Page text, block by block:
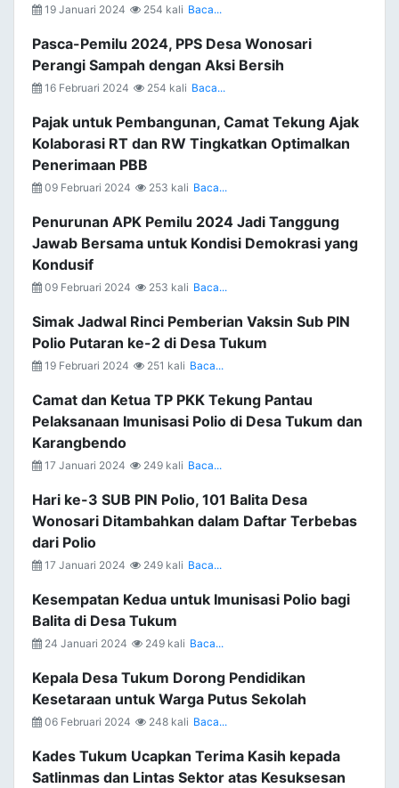
19 Januari 2024 254 kali Baca...
Pasca-Pemilu 2024, PPS Desa Wonosari
Perangi Sampah dengan Aksi Bersih
16 Februari 2024 254 kali Baca...
Pajak untuk Pembangunan, Camat Tekung Ajak
Kolaborasi RT dan RW Tingkatkan Optimalkan
Penerimaan PBB
09 Februari 2024 253 kali Baca...
Penurunan APK Pemilu 2024 Jadi Tanggung
Jawab Bersama untuk Kondisi Demokrasi yang
Kondusif
09 Februari 2024 253 kali Baca...
Simak Jadwal Rinci Pemberian Vaksin Sub PIN
Polio Putaran ke-2 di Desa Tukum
19 Februari 2024 251 kali Baca...
Camat dan Ketua TP PKK Tekung Pantau
Pelaksanaan Imunisasi Polio di Desa Tukum dan
Karangbendo
17 Januari 2024 249 kali Baca...
Hari ke-3 SUB PIN Polio, 101 Balita Desa
Wonosari Ditambahkan dalam Daftar Terbebas
dari Polio
17 Januari 2024 249 kali Baca...
Kesempatan Kedua untuk Imunisasi Polio bagi
Balita di Desa Tukum
24 Januari 2024 249 kali Baca...
Kepala Desa Tukum Dorong Pendidikan
Kesetaraan untuk Warga Putus Sekolah
06 Februari 2024 248 kali Baca...
Kades Tukum Ucapkan Terima Kasih kepada
Satlinmas dan Lintas Sektor atas Kesuksesan